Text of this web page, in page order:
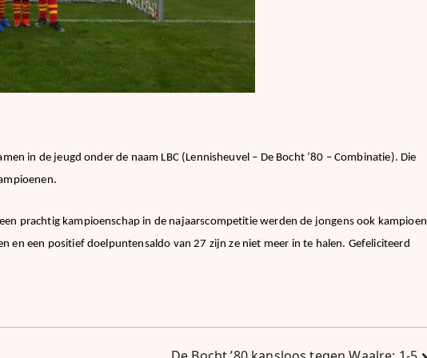
in de jeugd onder de naam LBC (Lennisheuvel – De Bocht ’80 – Combinatie). Die
prachtig kampioenschap in de najaarscompetitie werden de jongens ook kampioen
een positief doelpuntensaldo van 27 zijn ze niet meer in te halen. Gefeliciteerd